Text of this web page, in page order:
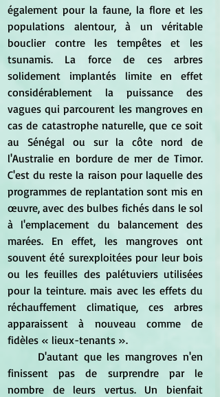
également pour la faune, la flore et les
populations alentour, à un véritable
bouclier contre les tempêtes et les
tsunamis. La force de ces arbres
solidement implantés limite en effet
considérablement la puissance des
vagues qui parcourent les mangroves en
cas de catastrophe naturelle, que ce soit
au Sénégal ou sur la côte nord de
l'Australie en bordure de mer de Timor.
C'est du reste la raison pour laquelle des
programmes de replantation sont mis en
œuvre, avec des bulbes fichés dans le sol
à l'emplacement du balancement des
marées. En effet, les mangroves ont
souvent été surexploitées pour leur bois
ou les feuilles des palétuviers utilisées
pour la teinture. mais avec les effets du
réchauffement climatique, ces arbres
apparaissent à nouveau comme de
fidèles « lieux-tenants ».
finissent pas de surprendre par le
nombre de leurs vertus. Un bienfait